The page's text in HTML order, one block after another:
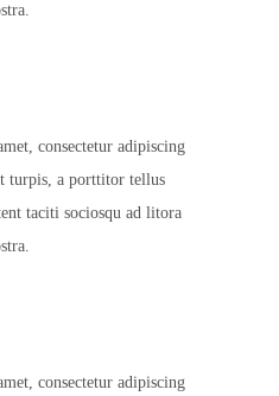
consectetur adipiscing
turpis, a porttitor tellus
taciti sociosqu ad litora
consectetur adipiscing